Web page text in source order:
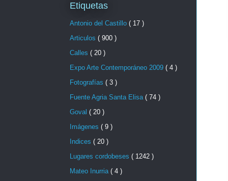
Etiquetas
Antonio del Castillo ( 17 )
Articulos ( 900 )
Calles ( 20 )
Expo Arte Contemporáneo 2009 ( 4 )
Fotografías ( 3 )
Fuente Agria Santa Elisa ( 74 )
Goval ( 20 )
Imágenes ( 9 )
Indices ( 20 )
Lugares cordobeses ( 1242 )
Mateo Inurria ( 4 )